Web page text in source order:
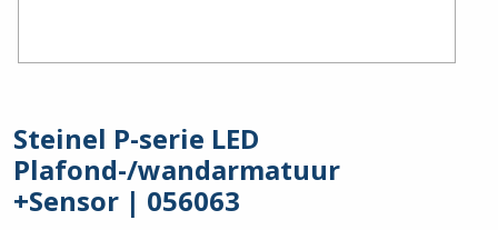
Steinel P-serie LED
Plafond-/wandarmatuur
+Sensor | 056063